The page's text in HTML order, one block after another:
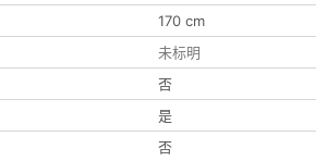
170 cm
未标明
否
是
否